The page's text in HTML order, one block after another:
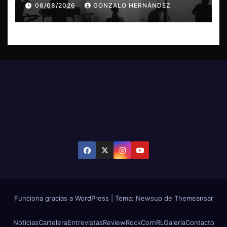
06/08/2026 GONZALO HERNÁNDEZ
Funciona gracias a WordPress Tema: Newsup de Themeansar
NoticiasCarteleraEntrevistasReviewRockCornRLGaleríaContacto